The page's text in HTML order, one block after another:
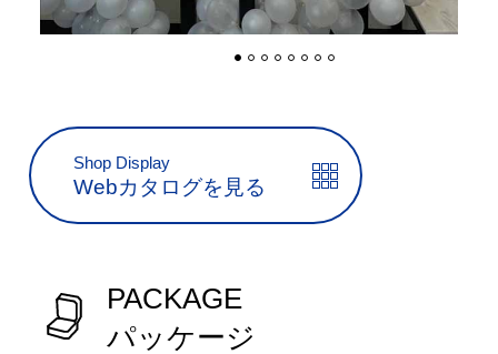
Shop Display
Webカタログを見る
PACKAGE
パッケージ